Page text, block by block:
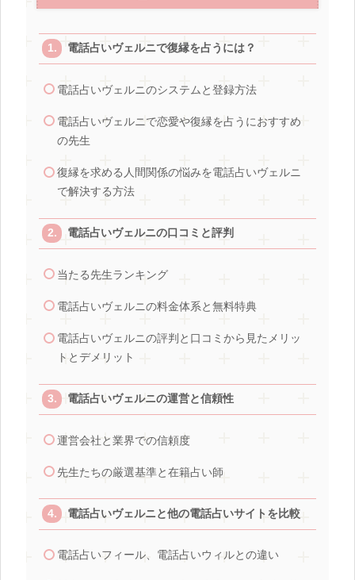
電話占いヴェルニで復縁を占うには？
電話占いヴェルニのシステムと登録方法
電話占いヴェルニで恋愛や復縁を占うにおすすめ
の先生
復縁を求める人間関係の悩みを電話占いヴェルニ
で解決する方法
電話占いヴェルニの口コミと評判
当たる先生ランキング
電話占いヴェルニの料金体系と無料特典
電話占いヴェルニの評判と口コミから見たメリッ
トとデメリット
電話占いヴェルニの運営と信頼性
運営会社と業界での信頼度
先生たちの厳選基準と在籍占い師
電話占いヴェルニと他の電話占いサイトを比較
電話占いフィール、電話占いウィルとの違い